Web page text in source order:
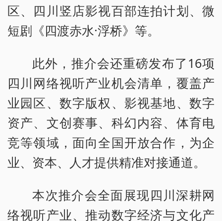
区、四川竖店影视百部连拍计划、微
短剧《四渡赤水·浮桥》等。
此外，推介会还重磅发布了16项
四川网络视听产业机会清单，覆盖产
业园区、数字版权、影视基地、数字
资产、文创赛事、科幻内容、体育电
竞等领域，面向全国开放合作，为企
业、资本、人才提供精准对接通道。
本次推介会全面展现四川深耕网
络视听产业、推动数字经济与文化产